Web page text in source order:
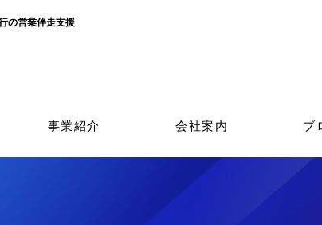
の営業伴走支援
事業紹介 会社案内 ブ